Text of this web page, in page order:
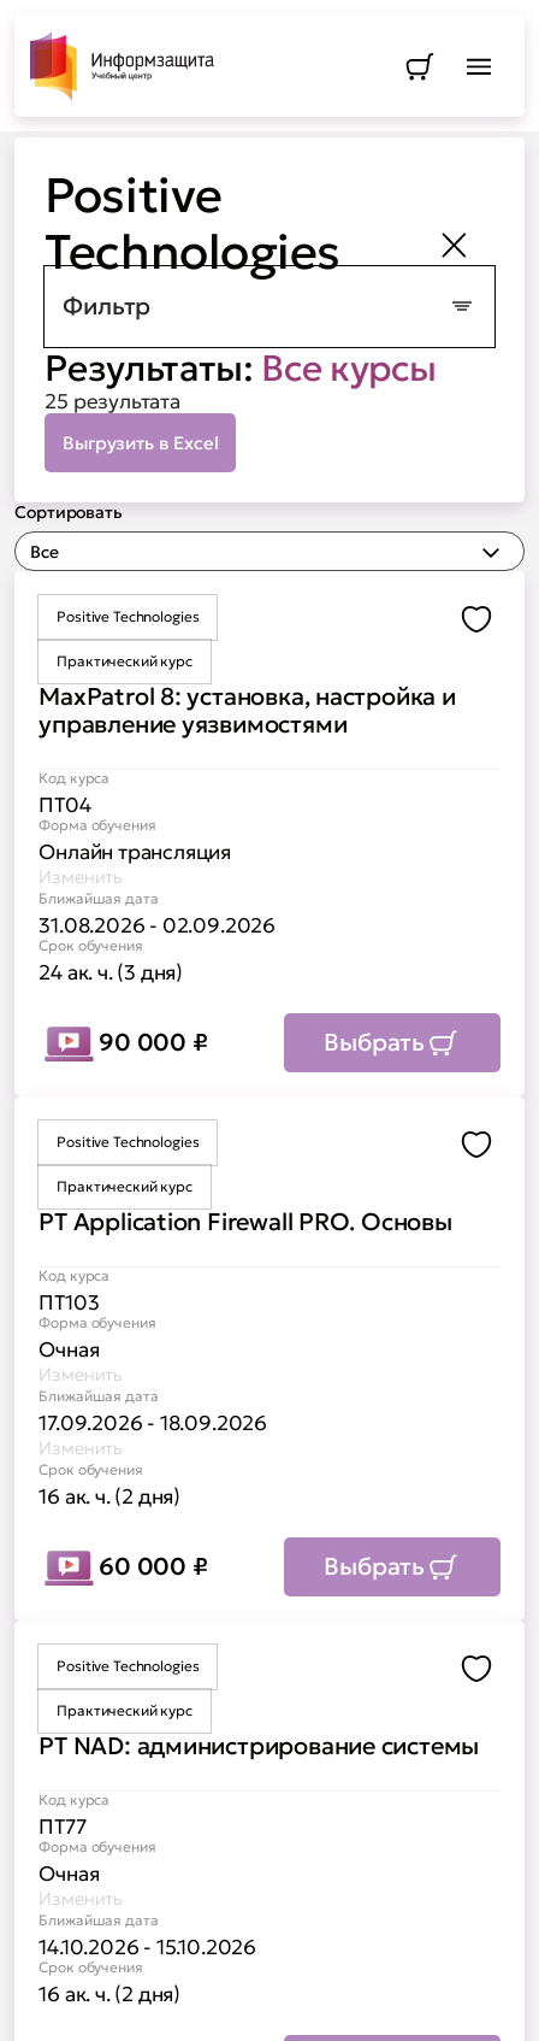
Перейти
Positive
Technologies
Фильтр
Результаты: Все курсы
25 результата
Выгрузить в Excel
Сортировать
Все
Positive Technologies
Практический курс
MaxPatrol 8: установка, настройка и
управление уязвимостями
Код курса
ПТ04
Форма обучения
Онлайн трансляция
Изменить
Ближайшая дата
31.08.2026 - 02.09.2026
Срок обучения
24 ак. ч. (3 дня)
90 000 ₽ Выбрать
Positive Technologies
Практический курс
PT Application Firewall PRO. Основы
Код курса
ПТ103
Форма обучения
Очная
Изменить
Ближайшая дата
17.09.2026 - 18.09.2026
Изменить
Срок обучения
16 ак. ч. (2 дня)
60 000 ₽ Выбрать
Positive Technologies
Практический курс
PT NAD: администрирование системы
Код курса
ПТ77
Форма обучения
Очная
Изменить
Ближайшая дата
14.10.2026 - 15.10.2026
Срок обучения
16 ак. ч. (2 дня)